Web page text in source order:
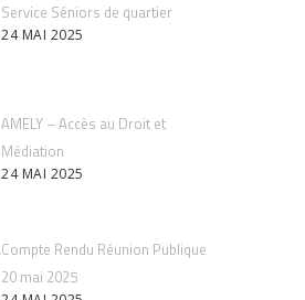
Service Séniors de quartier
24 MAI 2025
AMELY – Accès au Droit et
Médiation
24 MAI 2025
Compte Rendu Réunion Publique
20 mai 2025